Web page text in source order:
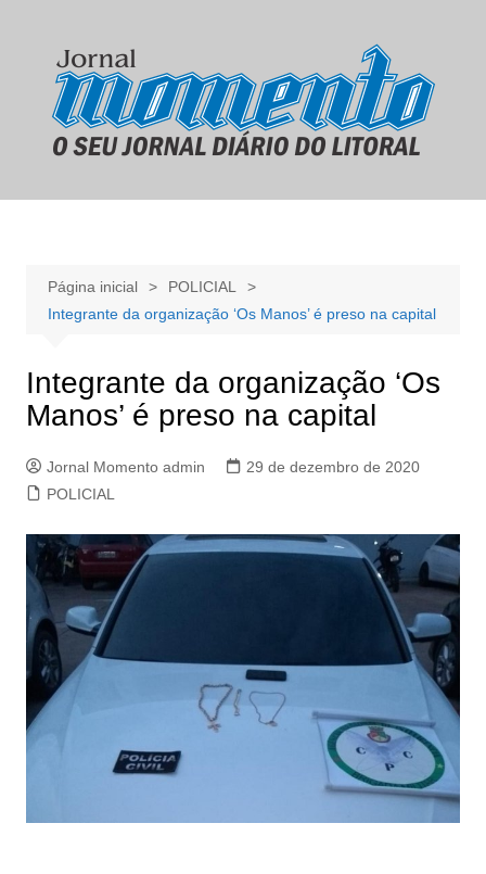
conteúdo
Página inicial
POLICIAL
Integrante da organização ‘Os Manos’ é preso na capital
Integrante da organização ‘Os
Manos’ é preso na capital
Jornal Momento admin
29 de dezembro de 2020
POLICIAL